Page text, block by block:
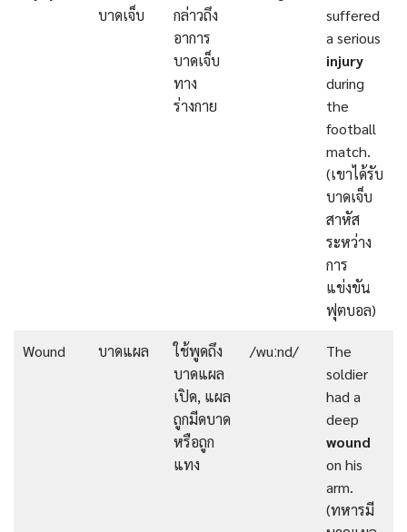
บาดเจ็บ
กล่าวถึง
อาการ
บาดเจ็บ
ทาง
ร่างกาย
suffered
a serious
injury
during
the
football
match.
(เขาได้รับ
บาดเจ็บ
สาหัส
ระหว่าง
การ
แข่งขัน
ฟุตบอล)
Wound บาดแผล
ใช้พูดถึง
บาดแผล
เปิด, แผล
ถูกมีดบาด
หรือถูก
แทง
/wuːnd/
The
soldier
had a
deep
wound
on his
arm.
(ทหารมี